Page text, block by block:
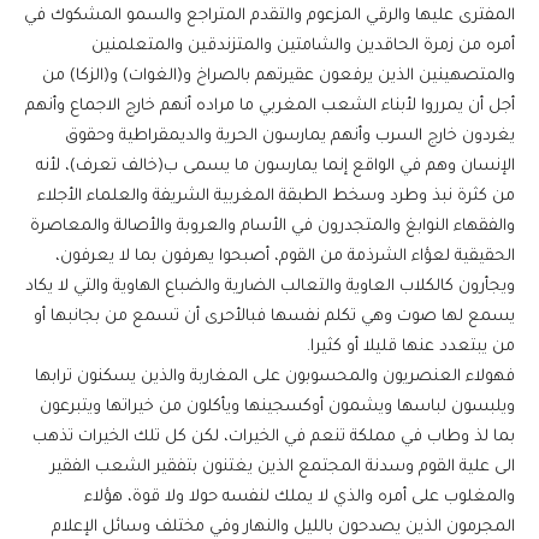
المفترى عليها والرقي المزعوم والتقدم المتراجع والسمو المشكوك في
أمره من زمرة الحاقدين والشامتين والمتزندقين والمتعلمنين
والمتصهينين الذين يرفعون عقيرتهم بالصراخ و(الغوات) و(الزكا) من
أجل أن يمرروا لأبناء الشعب المغربي ما مراده أنهم خارج الاجماع وأنهم
يغردون خارج السرب وأنهم يمارسون الحرية والديمقراطية وحقوق
الإنسان وهم في الواقع إنما يمارسون ما يسمى ب(خالف تعرف)، لأنه
من كثرة نبذ وطرد وسخط الطبقة المغربية الشريفة والعلماء الأجلاء
والفقهاء النوابغ والمتجدرون في الأسام والعروبة والأصالة والمعاصرة
الحقيقية لعؤاء الشرذمة من القوم، أصبحوا يهرفون بما لا يعرفون،
ويجأرون كالكلاب العاوية والتعالب الضارية والضباع الهاوية والتي لا يكاد
يسمع لها صوت وهي تكلم نفسها فبالأحرى أن تسمع من بجانبها أو
من يبتعدد عنها قليلا أو كثيرا.
فهولاء العنصريون والمحسوبون على المغاربة والذين يسكنون ترابها
ويلبسون لباسها ويشمون أوكسجينها ويأكلون من خيراتها ويتبرعون
بما لذ وطاب في مملكة تنعم في الخيرات، لكن كل تلك الخيرات تذهب
الى علية القوم وسدنة المجتمع الذين يغتنون بتفقير الشعب الفقير
والمغلوب على أمره والذي لا يملك لنفسه حولا ولا قوة، هؤلاء
المجرمون الذين يصدحون بالليل والنهار وفي مختلف وسائل الإعلام